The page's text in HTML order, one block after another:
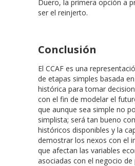
Duero, la primera opción a
ser el reinjerto.
Conclusión
El CCAF es una
de etapas simples basada
histórica para tomar
con el fin de modelar el
que aunque sea simple no
simplista; será tan bueno
históricos disponibles y la
demostrar los nexos con el
que afectan las variables
asociadas con el negocio de